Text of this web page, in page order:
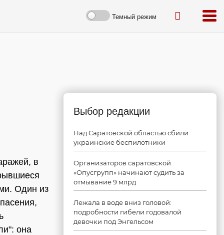
Темный режим
в
Один из
она
Выбор редакции
Над Саратовской областью сбили
украинские беспилотники
Организаторов саратовской
«Опусгрупп» начинают судить за
отмывание 9 млрд
Лежала в воде вниз головой:
подробности гибели годовалой
девочки под Энгельсом